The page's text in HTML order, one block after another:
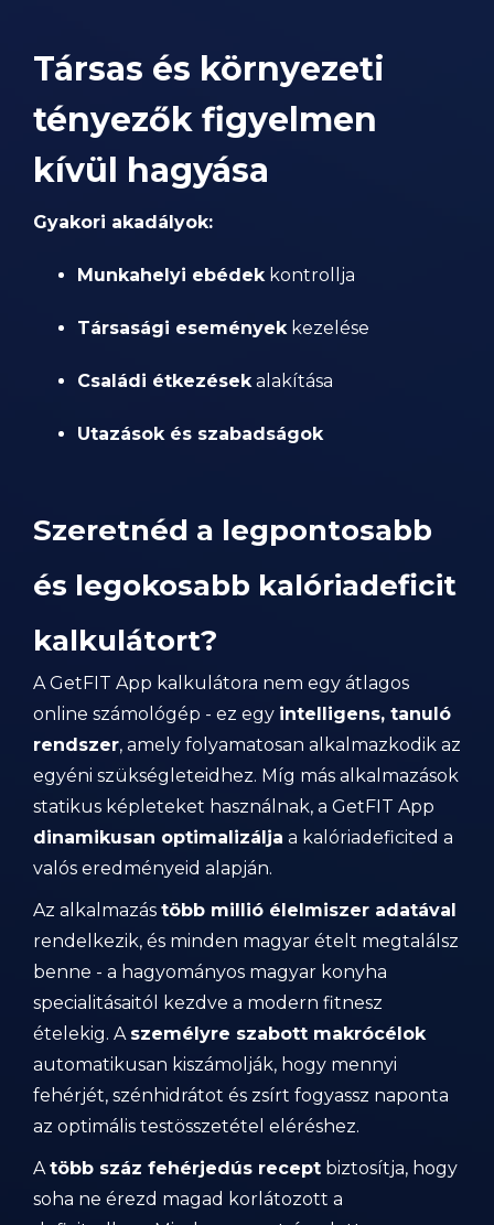
Társas és környezeti
tényezők figyelmen
kívül hagyása
Gyakori akadályok:
Munkahelyi ebédekkontrollja
Társasági eseményekkezelése
Családi étkezésekalakítása
Utazások és szabadságok
Szeretnéd a legpontosabb
és legokosabb kalóriadeficit
kalkulátort?
A GetFIT App kalkulátora nem egy átlagos
online számológép - ez egy intelligens, tanuló
rendszer, amely folyamatosan alkalmazkodik az
egyéni szükségleteidhez. Míg más alkalmazások
statikus képleteket használnak, a GetFIT App
dinamikusan optimalizálja a kalóriadeficited a
valós eredményeid alapján.
Az alkalmazás több millió élelmiszer adatával
rendelkezik, és minden magyar ételt megtalálsz
benne - a hagyományos magyar konyha
specialitásaitól kezdve a modern fitnesz
ételekig. A személyre szabott makrócélok
automatikusan kiszámolják, hogy mennyi
fehérjét, szénhidrátot és zsírt fogyassz naponta
az optimális testösszetétel eléréshez.
Atöbb száz fehérjedús recept biztosítja, hogy
soha ne érezd magad korlátozott a